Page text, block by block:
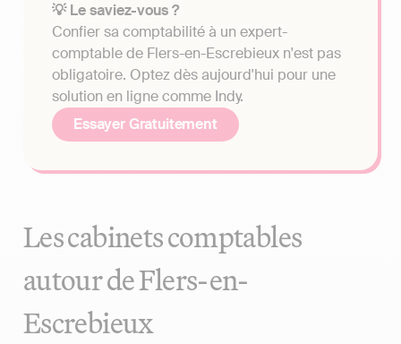
💡 Le saviez-vous ?
Confier sa comptabilité à un expert-
comptable de Flers-en-Escrebieux n'est pas
obligatoire. Optez dès aujourd'hui pour une
solution en ligne comme Indy.
Essayer Gratuitement
Les cabinets comptables
autour de Flers-en-
Escrebieux